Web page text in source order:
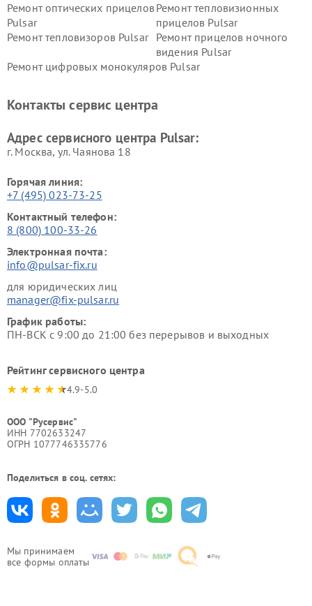
Мы принимаем
все формы оплаты
Ремонт оптических прицелов
Pulsar
Ремонт тепловизионных
прицелов Pulsar
Ремонт тепловизоров Pulsar
Ремонт прицелов ночного
видения Pulsar
Ремонт цифровых монокуляров Pulsar
Контакты сервис центра
Адрес сервисного центра Pulsar:
г. Москва, ул. Чаянова 18
Горячая линия:
+7 (495) 023-73-25
Контактный телефон:
8 (800) 100-33-26
Электронная почта:
info@pulsar-fix.ru
для юридических лиц
manager@fix-pulsar.ru
График работы:
ПН-ВСК с 9:00 до 21:00 без перерывов и выходных
Рейтинг сервисного центра
4.9-5.0
ООО "Русервис"
ИНН 7702633247
ОГРН 1077746335776
Поделиться в соц. сетях: